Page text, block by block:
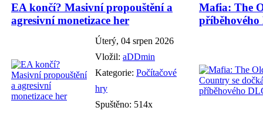
EA končí? Masivní propouštění a
agresivní monetizace her
Úterý, 04 srpen 2026
Vložil: aDDmin
Kategorie: Počítačové
hry
Spuštěno: 514x
Mafia: The